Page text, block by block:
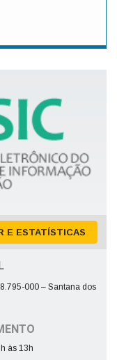
E ESTATÍSTICAS
000 – Santana dos
às 13h